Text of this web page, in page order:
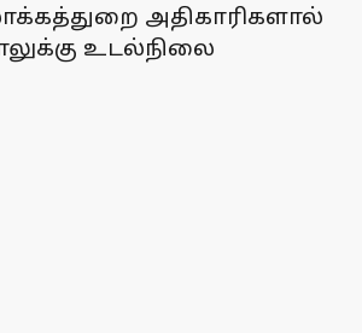
அதிகாரிகளால்
உடல்நிலை